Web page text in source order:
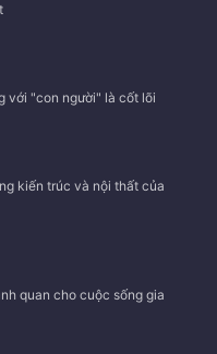
với "con người" là cốt lõi
kiến trúc và nội thất của
quan cho cuộc sống gia